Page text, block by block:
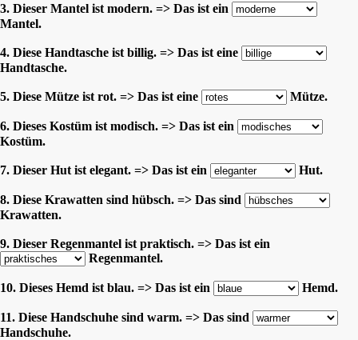
3. Dieser Mantel ist modern. => Das ist ein
Mantel.
4. Diese Handtasche ist billig. => Das ist eine
Handtasche.
5. Diese Mütze ist rot. => Das ist eine Mütze.
6. Dieses Kostüm ist modisch. => Das ist ein
Kostüm.
7. Dieser Hut ist elegant. => Das ist ein Hut.
8. Diese Krawatten sind hübsch. => Das sind
Krawatten.
9. Dieser Regenmantel ist praktisch. => Das ist ein
Regenmantel.
10. Dieses Hemd ist blau. => Das ist ein Hemd.
11. Diese Handschuhe sind warm. => Das sind
Handschuhe.